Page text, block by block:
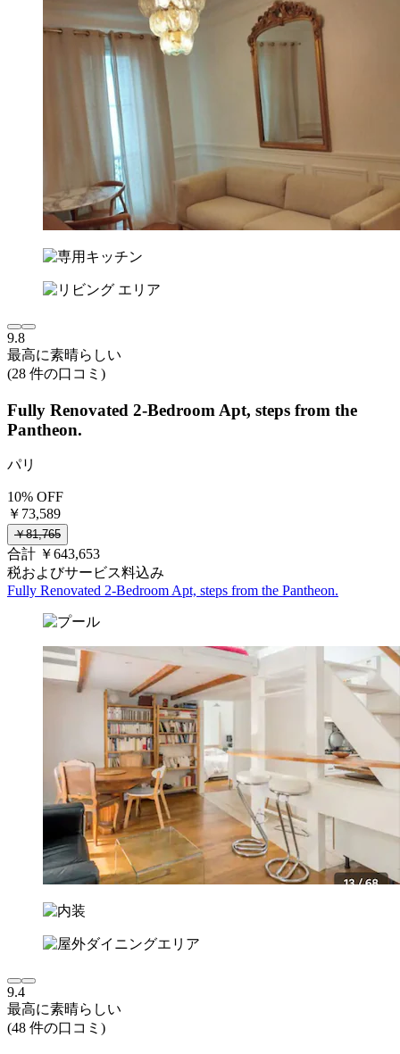
9.8
最高に素晴らしい
(28 件の口コミ)
Fully Renovated 2-Bedroom Apt, steps from the
Pantheon.
パリ
10% OFF
￥73,589
￥81,765
合計 ￥643,653
税およびサービス料込み
Fully Renovated 2-Bedroom Apt, steps from the Pantheon.
9.4
最高に素晴らしい
(48 件の口コミ)